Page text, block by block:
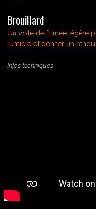
Brouillard
Un voile de fumée légère
lumière et donner un
Infos techniques